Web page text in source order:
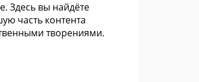
Здесь вы найдёте
часть контента
творениями.